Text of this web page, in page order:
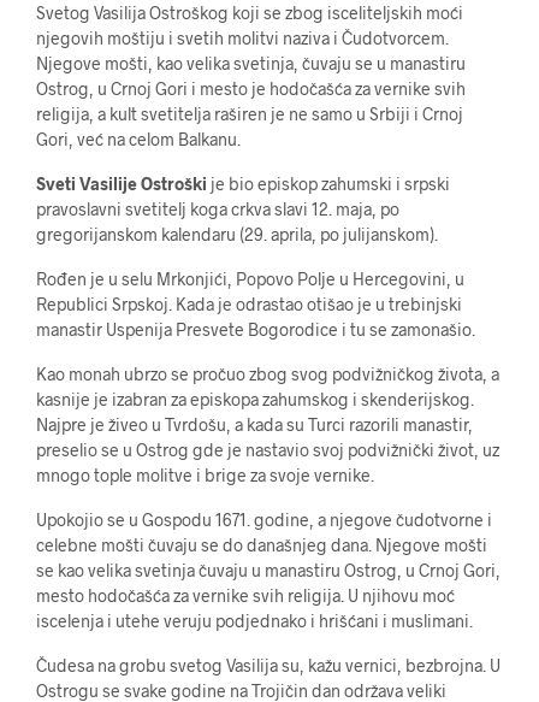
Svetog Vasilija Ostroškog koji se zbog isceliteljskih moći
njegovih moštiju i svetih molitvi naziva i Čudotvorcem.
Njegove mošti, kao velika svetinja, čuvaju se u manastiru
Ostrog, u Crnoj Gori i mesto je hodočašća za vernike svih
religija, a kult svetitelja raširen je ne samo u Srbiji i Crnoj
Gori, već na celom Balkanu.
Sveti Vasilije Ostroški je bio episkop zahumski i srpski
pravoslavni svetitelj koga crkva slavi 12. maja, po
gregorijanskom kalendaru (29. aprila, po julijanskom).
Rođen je u selu Mrkonjići, Popovo Polje u Hercegovini, u
Republici Srpskoj. Kada je odrastao otišao je u trebinjski
manastir Uspenija Presvete Bogorodice i tu se zamonašio.
Kao monah ubrzo se pročuo zbog svog podvižničkog života, a
kasnije je izabran za episkopa zahumskog i skenderijskog.
Najpre je živeo u Tvrdošu, a kada su Turci razorili manastir,
preselio se u Ostrog gde je nastavio svoj podvižnički život, uz
mnogo tople molitve i brige za svoje vernike.
Upokojio se u Gospodu 1671. godine, a njegove čudotvorne i
celebne mošti čuvaju se do današnjeg dana. Njegove mošti
se kao velika svetinja čuvaju u manastiru Ostrog, u Crnoj Gori,
mesto hodočašća za vernike svih religija. U njihovu moć
iscelenja i utehe veruju podjednako i hrišćani i muslimani.
Čudesa na grobu svetog Vasilija su, kažu vernici, bezbrojna. U
Ostrogu se svake godine na Trojičin dan održava veliki